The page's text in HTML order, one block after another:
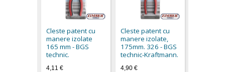
Cleste patent cu
manere izolate
165 mm - BGS
technic.
4,11 €
Cleste patent cu
manere izolate,
175mm. 326 - BGS
technic-Kraftmann.
4,90 €